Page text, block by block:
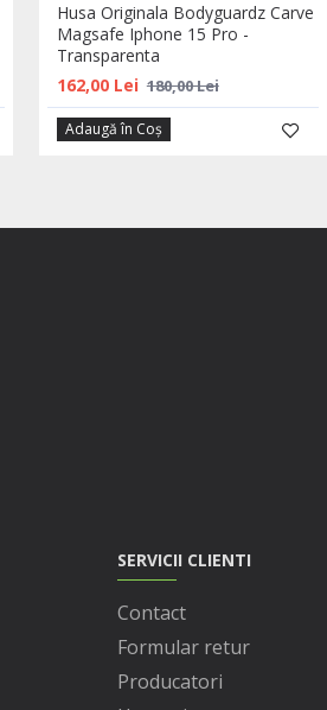
Husa Originala Bodyguardz Carve
Magsafe Iphone 15 Pro -
Transparenta
162,00 Lei 180,00 Lei
Adaugă în Coş
SERVICII CLIENTI
Contact
Formular retur
Producatori